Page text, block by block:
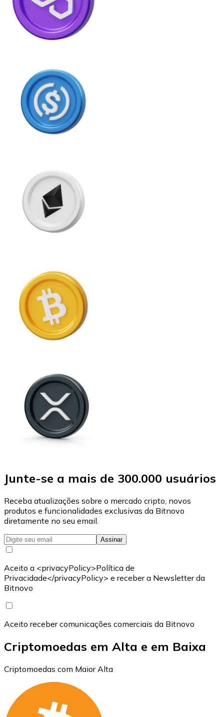
Junte-se a mais de 300.000 usuários
Receba atualizações sobre o mercado cripto, novos
produtos e funcionalidades exclusivas da Bitnovo
diretamente no seu email.
Assinar
Aceito a <privacyPolicy>Política de
Privacidade</privacyPolicy> e receber a Newsletter da
Bitnovo
Aceito receber comunicações comerciais da Bitnovo
Criptomoedas em Alta e em Baixa
Criptomoedas com Maior Alta